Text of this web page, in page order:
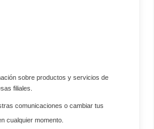
sobre productos y servicios de
filiales.
comunicaciones o cambiar tus
cualquier momento.